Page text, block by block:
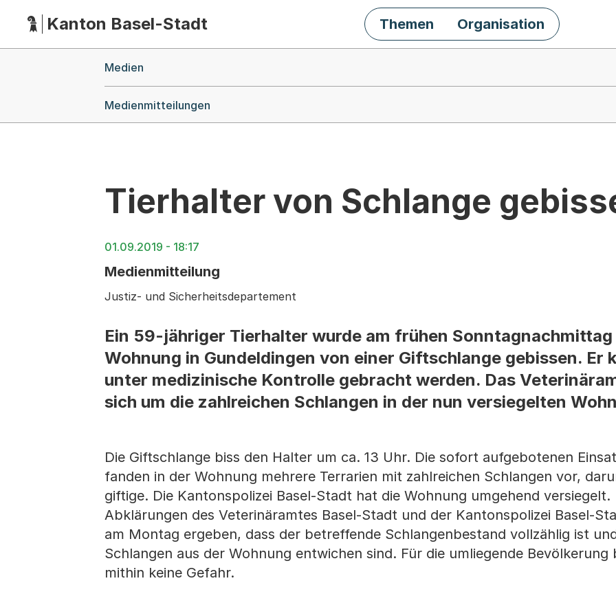
HauptnavigationKanton Basel-Stadt Themen Organisation
Medien
Medienmitteilungen
Tierhalter von Schlange
01.09.2019 - 18:17
Medienmitteilung
Justiz- und Sicherheitsdepartement
Ein 59-jähriger Tierhalter wurde am frühen Sonntagnachmittag
Wohnung in Gundeldingen von einer Giftschlange gebissen. Er
unter medizinische Kontrolle gebracht werden. Das
sich um die zahlreichen Schlangen in der nun versiegelten
Die Giftschlange biss den Halter um ca. 13 Uhr. Die sofort aufgebotenen
fanden in der Wohnung mehrere Terrarien mit zahlreichen Schlangen vor,
giftige. Die Kantonspolizei Basel-Stadt hat die Wohnung umgehend versiegelt.
Abklärungen des Veterinäramtes Basel-Stadt und der Kantonspolizei Basel-
am Montag ergeben, dass der betreffende Schlangenbestand vollzählig ist
Schlangen aus der Wohnung entwichen sind. Für die umliegende Bevölkerung
mithin keine Gefahr.